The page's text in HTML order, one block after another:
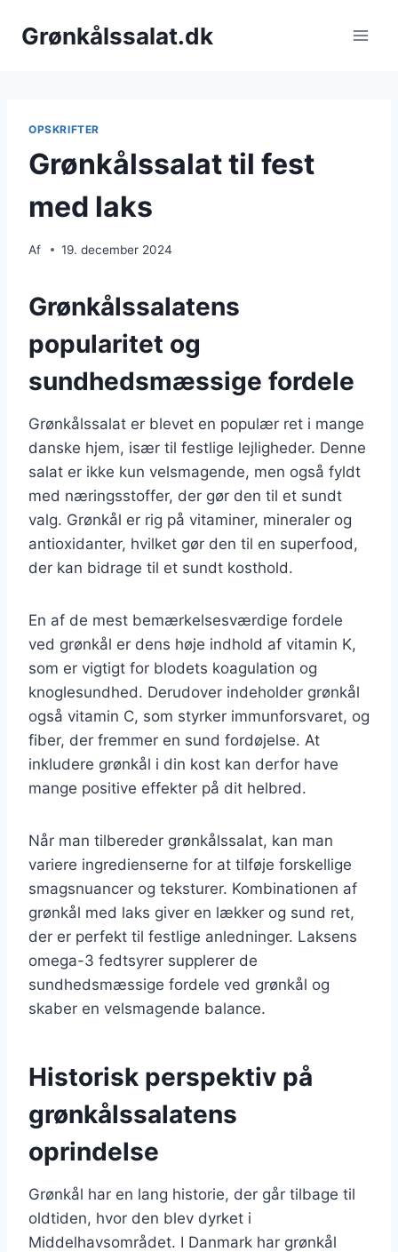
Grønkålssalat.dk
OPSKRIFTER
Grønkålssalat til fest
med laks
Af 19. december 2024
Grønkålssalatens
popularitet og
sundhedsmæssige fordele
Grønkålssalat er blevet en populær ret i mange
danske hjem, især til festlige lejligheder. Denne
salat er ikke kun velsmagende, men også fyldt
med næringsstoffer, der gør den til et sundt
valg. Grønkål er rig på vitaminer, mineraler og
antioxidanter, hvilket gør den til en superfood,
der kan bidrage til et sundt kosthold.
En af de mest bemærkelsesværdige fordele
ved grønkål er dens høje indhold af vitamin K,
som er vigtigt for blodets koagulation og
knoglesundhed. Derudover indeholder grønkål
også vitamin C, som styrker immunforsvaret, og
fiber, der fremmer en sund fordøjelse. At
inkludere grønkål i din kost kan derfor have
mange positive effekter på dit helbred.
Når man tilbereder grønkålssalat, kan man
variere ingredienserne for at tilføje forskellige
smagsnuancer og teksturer. Kombinationen af
grønkål med laks giver en lækker og sund ret,
der er perfekt til festlige anledninger. Laksens
omega-3 fedtsyrer supplerer de
sundhedsmæssige fordele ved grønkål og
skaber en velsmagende balance.
Historisk perspektiv på
grønkålssalatens
oprindelse
Grønkål har en lang historie, der går tilbage til
oldtiden, hvor den blev dyrket i
Middelhavsområdet. I Danmark har grønkål